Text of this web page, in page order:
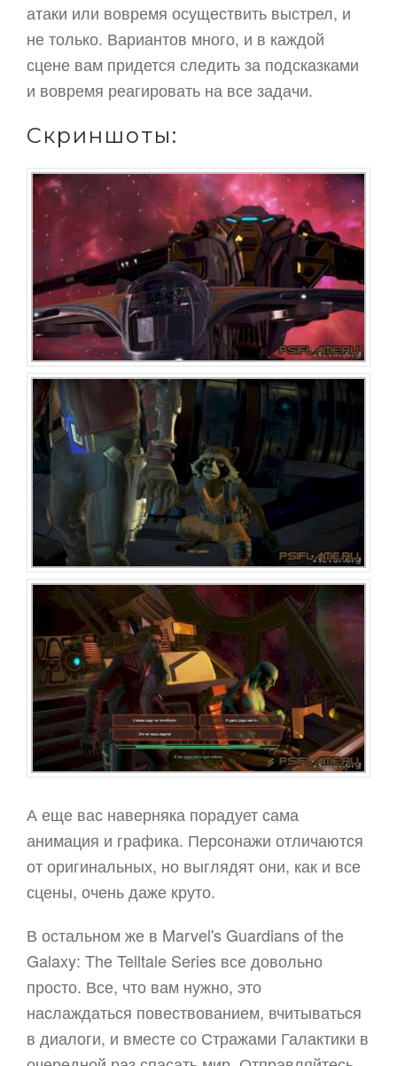
атаки или вовремя осуществить выстрел, и
не только. Вариантов много, и в каждой
сцене вам придется следить за подсказками
и вовремя реагировать на все задачи.
Скриншоты:
А еще вас наверняка порадует сама
анимация и графика. Персонажи отличаются
от оригинальных, но выглядят они, как и все
сцены, очень даже круто.
В остальном же в Marvel's Guardians of the
Galaxy: The Telltale Series все довольно
просто. Все, что вам нужно, это
наслаждаться повествованием, вчитываться
в диалоги, и вместе со Стражами Галактики в